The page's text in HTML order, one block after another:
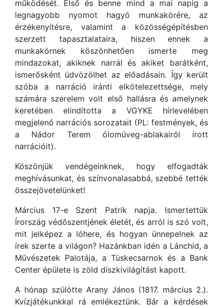
működését. Első és benne mind a mai napig a
legnagyobb nyomot hagyó munkakörére, az
érzékenyítésre, valamint a közösségépítésben
szerzett tapasztalataira, hiszen ennek a
munkakörnek köszönhetően ismerte meg
mindazokat, akiknek narrál és akiket barátként,
ismerősként üdvözölhet az előadásain. Így került
szóba a narráció iránti elkötelezettsége, mely
számára szerelem volt első hallásra és amelynek
keretében elindította a VGYKE hírlevelében
megjelenő narrációs sorozatait (PL: festmények, és
a Nádor Terem ólomüveg-ablakairól írott
narrációit).
Köszönjük vendégeinknek, hogy elfogadták
meghívásunkat, és színvonalasabbá, szebbé tették
összejövetelünket!
Március 17-e Szent Patrik napja. Ismertettük
Írország védőszentjének életét, és arról is szó volt,
mit jelképez a lóhere, és hogyan ünnepelnek az
írek szerte a világon? Hazánkban idén a Lánchíd, a
Művészetek Palotája, a Tüskecsarnok és a Bank
Center épülete is zöld díszkivilágítást kapott.
A hónap szülötte Arany János (1817. március 2.).
Kvízjátékunkkal rá emlékeztünk. Bár a kérdések